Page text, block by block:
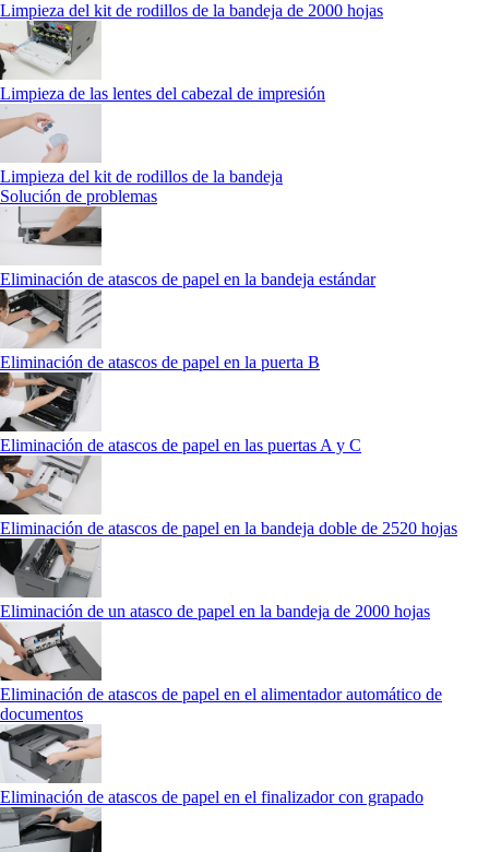
Limpieza del kit de rodillos de la bandeja de 2000 hojas
Limpieza de las lentes del cabezal de impresión
Limpieza del kit de rodillos de la bandeja
Solución de problemas
Eliminación de atascos de papel en la bandeja estándar
Eliminación de atascos de papel en la puerta B
Eliminación de atascos de papel en las puertas A y C
Eliminación de atascos de papel en la bandeja doble de 2520 hojas
Eliminación de un atasco de papel en la bandeja de 2000 hojas
Eliminación de atascos de papel en el alimentador automático de
documentos
Eliminación de atascos de papel en el finalizador con grapado